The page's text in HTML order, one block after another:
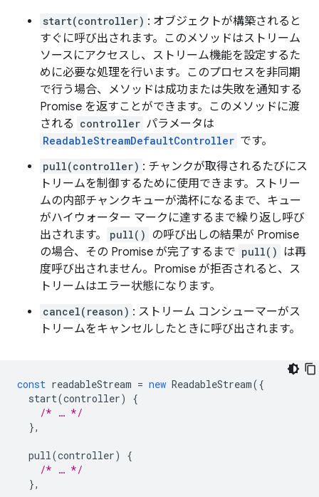
start(controller) : オブジェクトが構築されると
すぐに呼び出されます。このメソッドはストリーム
ソースにアクセスし、ストリーム機能を設定するた
めに必要な処理を行います。このプロセスを非同期
で行う場合、メソッドは成功または失敗を通知する
Promise を返すことができます。このメソッドに渡
される controller パラメータは
ReadableStreamDefaultController です。
pull(controller) : チャンクが取得されるたびにス
トリームを制御するために使用できます。ストリー
ムの内部チャンクキューが満杯になるまで、キュー
がハイウォーター マークに達するまで繰り返し呼び
出されます。
pull() の呼び出しの結果が Promise
の場合、その Promise が完了するまで pull() は再
度呼び出されません。Promise が拒否されると、ス
トリームはエラー状態になります。
cancel(reason) : ストリーム コンシューマーがス
トリームをキャンセルしたときに呼び出されます。
const readableStream = new ReadableStream({
start(controller)
{
/* … */
},
pull(controller)
{
/* … */
},